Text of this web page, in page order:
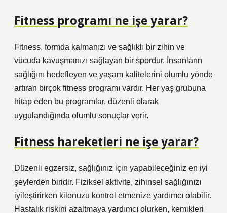
Fitness programı ne işe yarar?
Fitness, formda kalmanızı ve sağlıklı bir zihin ve
vücuda kavuşmanızı sağlayan bir spordur. İnsanların
sağlığını hedefleyen ve yaşam kalitelerini olumlu yönde
artıran birçok fitness programı vardır. Her yaş grubuna
hitap eden bu programlar, düzenli olarak
uygulandığında olumlu sonuçlar verir.
Fitness hareketleri ne işe yarar?
Düzenli egzersiz, sağlığınız için yapabileceğiniz en iyi
şeylerden biridir. Fiziksel aktivite, zihinsel sağlığınızı
iyileştirirken kilonuzu kontrol etmenize yardımcı olabilir.
Hastalık riskini azaltmaya yardımcı olurken, kemikleri